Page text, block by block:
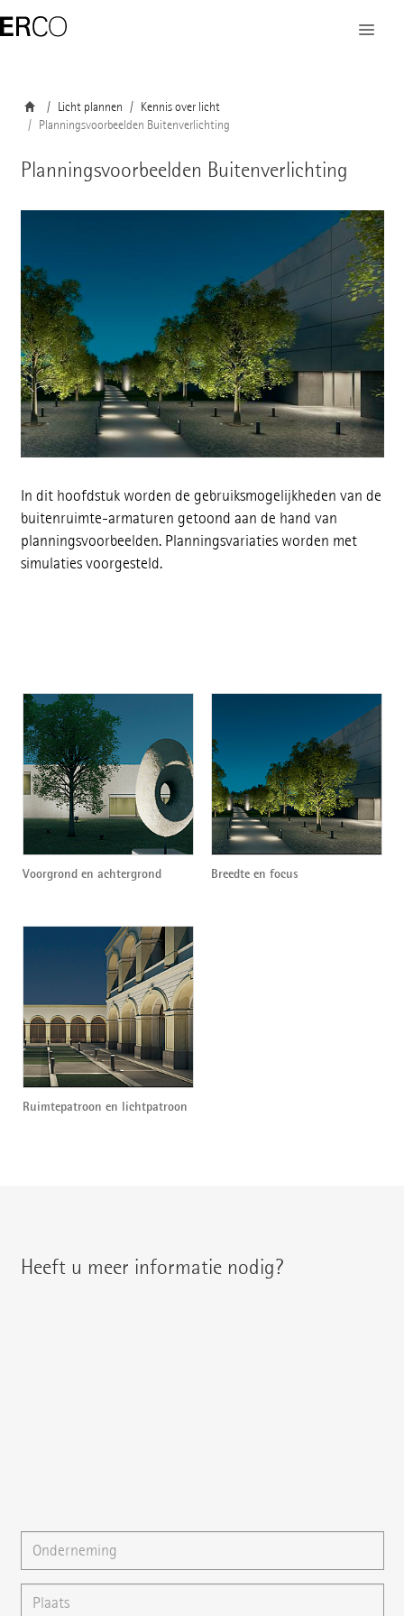
Licht plannen
Kennis over licht
Planningsvoorbeelden Buitenverlichting
Planningsvoorbeelden Buitenverlichting
In dit hoofdstuk worden de gebruiksmogelijkheden van de
buitenruimte-armaturen getoond aan de hand van
planningsvoorbeelden. Planningsvariaties worden met
simulaties voorgesteld.
Voorgrond en achtergrond Breedte en focus
Ruimtepatroon en lichtpatroon
Heeft u meer informatie nodig?